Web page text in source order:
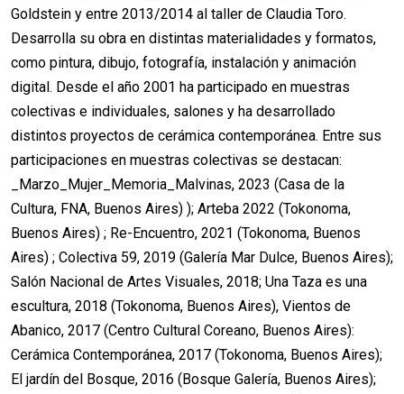
Goldstein y entre 2013/2014 al taller de Claudia Toro.
Desarrolla su obra en distintas materialidades y formatos,
como pintura, dibujo, fotografía, instalación y animación
digital. Desde el año 2001 ha participado en muestras
colectivas e individuales, salones y ha desarrollado
distintos proyectos de cerámica contemporánea. Entre sus
participaciones en muestras colectivas se destacan:
_Marzo_Mujer_Memoria_Malvinas, 2023 (Casa de la
Cultura, FNA, Buenos Aires) ); Arteba 2022 (Tokonoma,
Buenos Aires) ; Re-Encuentro, 2021 (Tokonoma, Buenos
Aires) ; Colectiva 59, 2019 (Galería Mar Dulce, Buenos Aires);
Salón Nacional de Artes Visuales, 2018; Una Taza es una
escultura, 2018 (Tokonoma, Buenos Aires), Vientos de
Abanico, 2017 (Centro Cultural Coreano, Buenos Aires):
Cerámica Contemporánea, 2017 (Tokonoma, Buenos Aires);
El jardín del Bosque, 2016 (Bosque Galería, Buenos Aires);